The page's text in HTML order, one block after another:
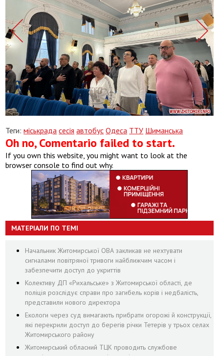
Теги:міськрада сесія автобус Одеса ТТУ Шиманська
Oh no, Comentario failed to start.
If you own this website, you might want to look at the
browser console to find out why.
МАТЕРІАЛИ ПО ТЕМІ
Начальник Житомирської ОВА закликав не нехтувати
сигналами повітряної тривоги найближчим часом і
забезпечити доступ до укриттів
Колективу ДП «Рихальське» з Житомирської області, де
поліція розслідує справи про загибель корів і недбалість,
представили нового директора
Екологи через суд вимагають прибрати огорожі й конструкції,
які перекрили доступ до берегів річки Тетерів у трьох селах
Житомирського району
Житомирський обласний ТЦК проводить службове